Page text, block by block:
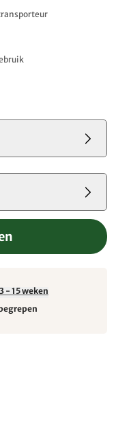
- 15 weken